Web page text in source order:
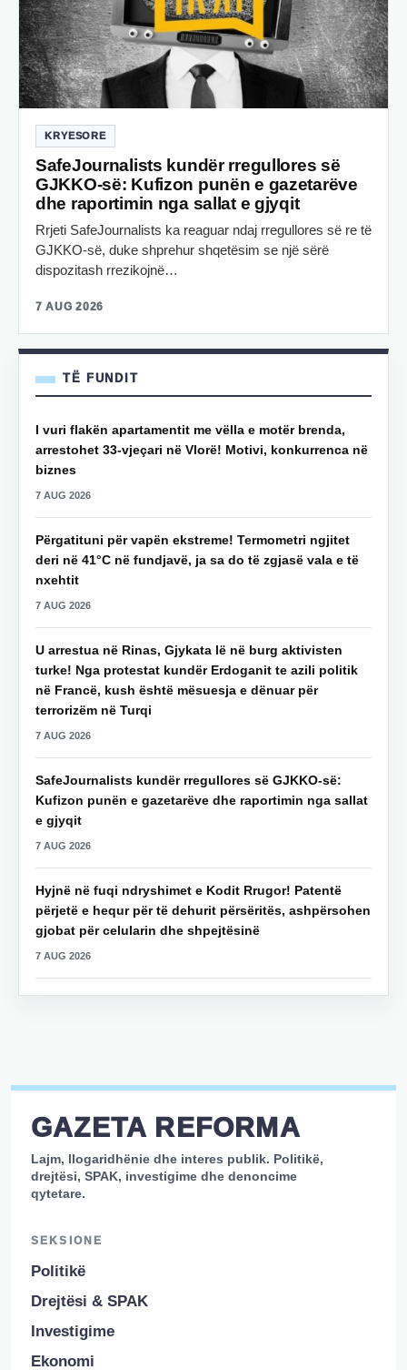
KRYESORE
SafeJournalists kundër rregullores së
GJKKO-së: Kufizon punën e gazetarëve
dhe raportimin nga sallat e gjyqit
Rrjeti SafeJournalists ka reaguar ndaj rregullores së re të
GJKKO-së, duke shprehur shqetësim se një sërë
dispozitash rrezikojnë…
7 AUG 2026
TË FUNDIT
I vuri flakën apartamentit me vëlla e motër brenda,
arrestohet 33-vjeçari në Vlorë! Motivi, konkurrenca në
biznes
7 AUG 2026
Përgatituni për vapën ekstreme! Termometri ngjitet
deri në 41°C në fundjavë, ja sa do të zgjasë vala e të
nxehtit
7 AUG 2026
U arrestua në Rinas, Gjykata lë në burg aktivisten
turke! Nga protestat kundër Erdoganit te azili politik
në Francë, kush është mësuesja e dënuar për
terrorizëm në Turqi
7 AUG 2026
SafeJournalists kundër rregullores së GJKKO-së:
Kufizon punën e gazetarëve dhe raportimin nga sallat
e gjyqit
7 AUG 2026
Hyjnë në fuqi ndryshimet e Kodit Rrugor! Patentë
përjetë e hequr për të dehurit përsëritës, ashpërsohen
gjobat për celularin dhe shpejtësinë
7 AUG 2026
GAZETA REFORMA
Lajm, llogaridhënie dhe interes publik. Politikë,
drejtësi, SPAK, investigime dhe denoncime
qytetare.
SEKSIONE
Politikë
Drejtësi & SPAK
Investigime
Ekonomi